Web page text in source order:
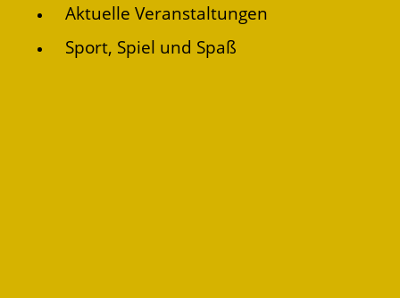
Aktuelle Veranstaltungen
Sport, Spiel und Spaß